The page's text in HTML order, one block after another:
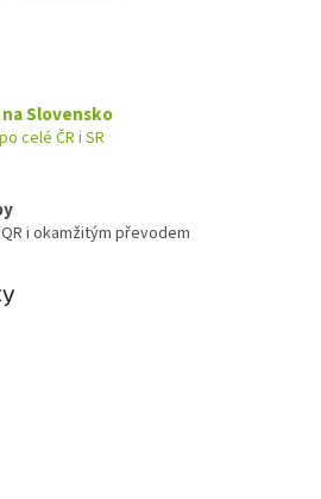
Slovensko
celé ČR i SR
i okamžitým převodem